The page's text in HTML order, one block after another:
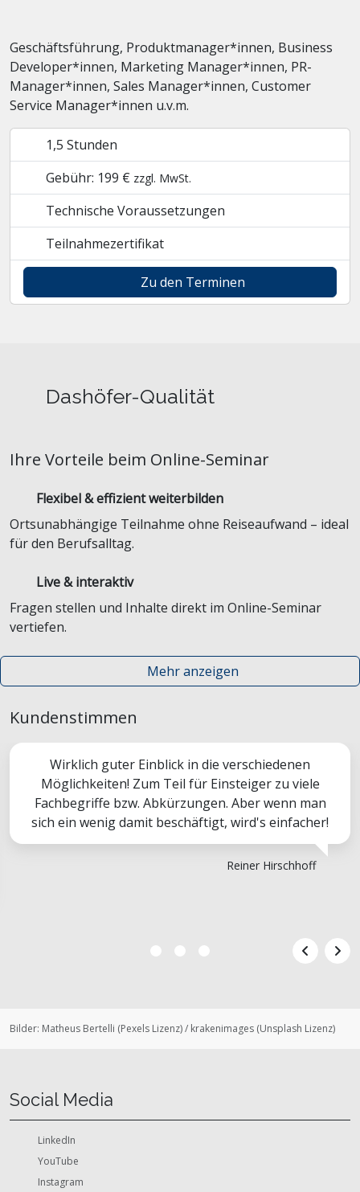
Geschäftsführung, Produktmanager*innen, Business
Developer*innen, Marketing Manager*innen, PR-
Manager*innen, Sales Manager*innen, Customer
Service Manager*innen u.v.m.
1,5 Stunden
Gebühr: 199 € zzgl. MwSt.
Technische Voraussetzungen
Teilnahmezertifikat
Zu den Terminen
Dashöfer-Qualität
Ihre Vorteile beim Online-Seminar
Flexibel & effizient weiterbilden
Ortsunabhängige Teilnahme ohne Reiseaufwand – ideal
für den Berufsalltag.
Live & interaktiv
Fragen stellen und Inhalte direkt im Online-Seminar
vertiefen.
Mehr anzeigen
Kundenstimmen
Wirklich guter Einblick in die verschiedenen
Möglichkeiten! Zum Teil für Einsteiger zu viele
Fachbegriffe bzw. Abkürzungen. Aber wenn man
sich ein wenig damit beschäftigt, wird's einfacher!
Reiner Hirschhoff
Bilder: Matheus Bertelli (Pexels Lizenz)/ krakenimages (Unsplash Lizenz)
Social Media
LinkedIn
YouTube
Instagram